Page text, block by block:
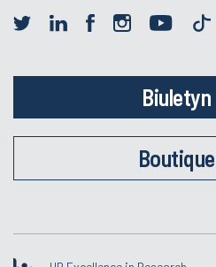
Biuletyn
Boutique